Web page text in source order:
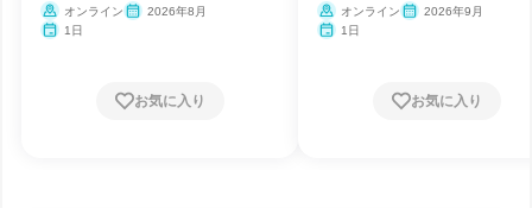
オンライン
2026年8月
1日
お気に入り
オンライン
2026年9月
1日
お気に入り